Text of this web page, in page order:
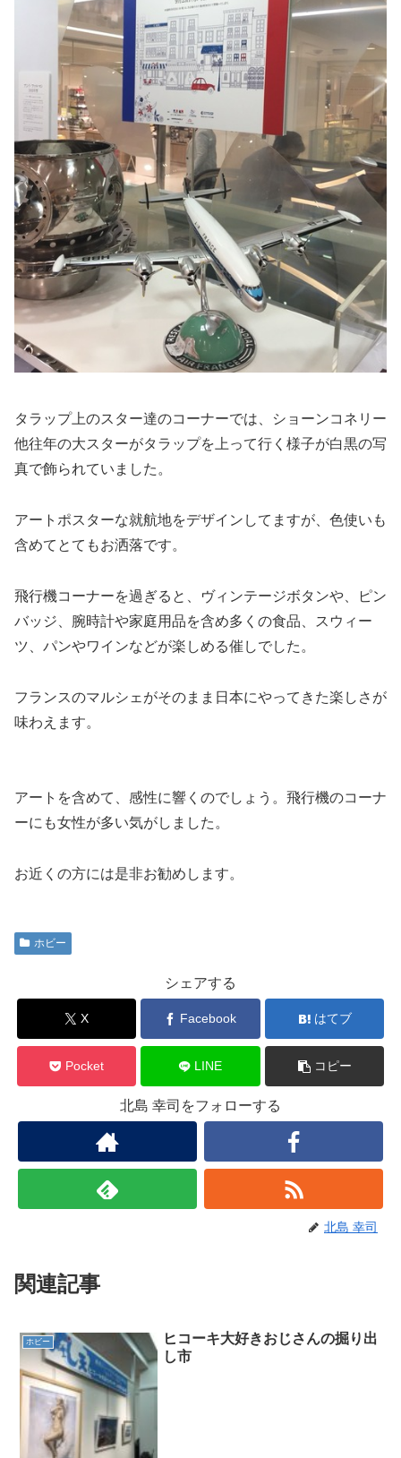
タラップ上のスター達のコーナーでは、ショーンコネリー
他往年の大スターがタラップを上って行く様子が白黒の写
真で飾られていました。
アートポスターな就航地をデザインしてますが、色使いも
含めてとてもお洒落です。
飛行機コーナーを過ぎると、ヴィンテージボタンや、ピン
バッジ、腕時計や家庭用品を含め多くの食品、スウィー
ツ、パンやワインなどが楽しめる催しでした。
フランスのマルシェがそのまま日本にやってきた楽しさが
味わえます。
アートを含めて、感性に響くのでしょう。飛行機のコーナ
ーにも女性が多い気がしました。
お近くの方には是非お勧めします。
ホビー
シェアする
X Facebook はてブ
Pocket LINE コピー
北島 幸司をフォローする
北島 幸司
関連記事
ホビー
ヒコーキ大好きおじさんの掘り出
し市